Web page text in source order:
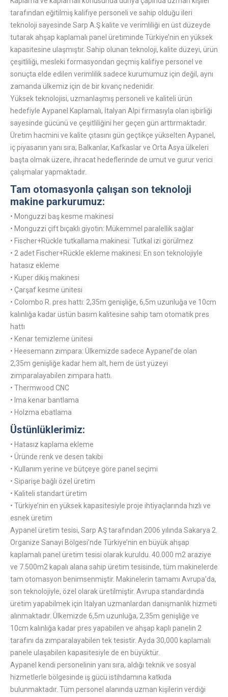
tarafından eğitilmiş kalifiye personeli ve sahip olduğu ileri
teknoloji sayesinde Sarp A.Ş kalite ve verimliliği en üst düzeyde
tutarak ahşap kaplamalı panel üretiminde Türkiye’nin en yüksek
kapasitesine ulaşmıştır. Sahip olunan teknoloji, kalite düzeyi, ürün
çeşitliliği, mesleki formasyondan geçmiş kalifiye personel ve
sonuçta elde edilen verimlilik sadece kurumumuz için değil, aynı
zamanda ülkemiz için de bir kıvanç nedenidir.
Yüksek teknolojisi, uzmanlaşmış personeli ve kaliteli ürün
hedefiyle Aypanel Kaplamalı, İtalyan Alpi firmasıyla olan işbirliği
sayesinde gücünü ve çeşitliliğini her geçen gün arttırmaktadır.
Üretim hacmini ve kalite çıtasını gün geçtikçe yükselten Aypanel,
iç piyasanın yanı sıra; Balkanlar, Kafkaslar ve Orta Asya ülkeleri
başta olmak üzere, ihracat hedeflerinde de umut ve gurur verici
çalışmalar yapmaktadır.
Tam otomasyonla çalışan son teknoloji
makine parkurumuz:
• Monguzzi baş kesme makinesi
• Monguzzi çift bıçaklı giyotin: Mükemmel paralellik sağlar
• Fischer+Rückle tutkallama makinesi: Tutkal izi görülmez
• 2 adet Fischer+Rückle ekleme makinesi: En son teknolojiyle
hatasız ekleme
• Kuper dikiş makinesi
• Çarşaf kesme ünitesi
• Colombo R. pres hattı: 2,35m genişliğe, 6,5m uzunluğa ve 10cm
kalınlığa kadar üstün basım kalitesine sahip tam otomatik pres
hattı
• Kenar temizleme ünitesi
• Heesemann zımpara: Ülkemizde sadece Aypanel’de olan
2,35m genişliğe kadar hem alt, hem de üst yüzeyi
zımparalayabilen zımpara hattı.
• Thermwood CNC
• Ima kenar bantlama
• Holzma ebatlama
Üstünlüklerimiz:
• Hatasız kaplama ekleme
• Üründe renk ve desen takibi
• Kullanım yerine ve bütçeye göre panel seçimi
• Siparişe bağlı özel üretim
• Kaliteli standart üretim
• Türkiye’nin en yüksek kapasitesiyle proje ihtiyaçlarında hızlı ve
esnek üretim
Aypanel üretim tesisi, Sarp AŞ tarafından 2006 yılında Sakarya 2.
Organize Sanayi Bölgesi’nde Türkiye’nin en büyük ahşap
kaplamalı panel üretim tesisi olarak kuruldu. 40.000 m2 araziye
ve 7.500m2 kapalı alana sahip üretim tesisinde, tüm makinelerde
tam otomasyon benimsenmiştir. Makinelerin tamamı Avrupa’da,
son teknolojiyle, özel olarak üretilmiştir. Avrupa standardında
üretim yapabilmek için İtalyan uzmanlardan danışmanlık hizmeti
alınmaktadır. Ülkemizde 6,5m uzunluğa, 2,35m genişliğe ve
10cm kalınlığa kadar pres yapabilen ve ahşap kaplı panelin 2
tarafını da zımparalayabilen tek tesistir. Ayda 30,000 kaplamalı
panele ulaşabilen kapasitesiyle de en büyüktür.
Aypanel kendi personelinin yanı sıra, aldığı teknik ve sosyal
hizmetlerle bölgesinde iş gücü istihdamına katkıda
bulunmaktadır. Tüm personel alanında uzman kişilerin verdiği